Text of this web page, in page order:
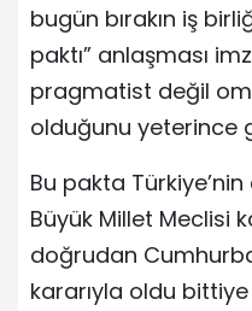
bugün bırakın iş
paktı” anlaşması
pragmatist değil
olduğunu yeterince
Bu pakta
Büyük Millet Meclisi
doğrudan
kararıyla oldu